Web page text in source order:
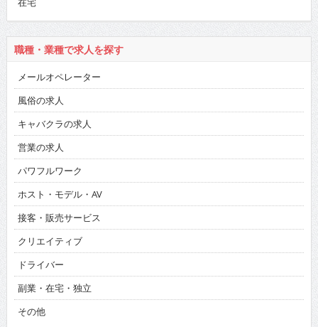
職種・業種で求人を探す
メールオペレーター
風俗の求人
キャバクラの求人
営業の求人
パワフルワーク
ホスト・モデル・AV
接客・販売サービス
クリエイティブ
ドライバー
副業・在宅・独立
その他